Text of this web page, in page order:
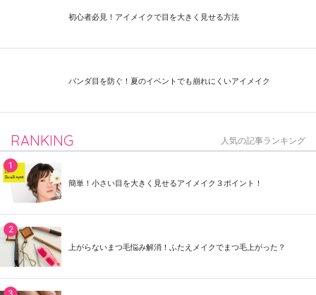
初心者必見！アイメイクで目を大きく見せる方法
パンダ目を防ぐ！夏のイベントでも崩れにくいアイメイク
RANKING 人気の記事ランキング
簡単！小さい目を大きく見せるアイメイク３ポイント！
上がらないまつ毛悩み解消！ふたえメイクでまつ毛上がった？